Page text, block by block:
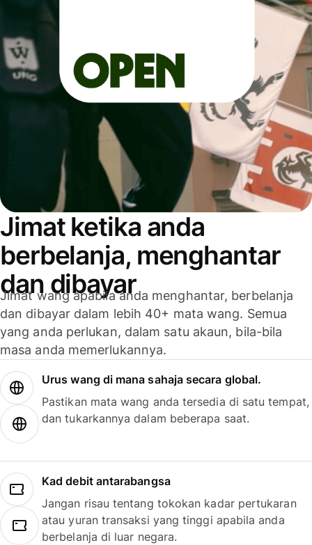
Jimat ketika anda
berbelanja, menghantar
dan dibayar
Jimat wang apabila anda menghantar, berbelanja
dan dibayar dalam lebih 40+ mata wang. Semua
yang anda perlukan, dalam satu akaun, bila-bila
masa anda memerlukannya.
Urus wang di mana sahaja secara global.
Pastikan mata wang anda tersedia di satu tempat,
dan tukarkannya dalam beberapa saat.
Kad debit antarabangsa
Jangan risau tentang tokokan kadar pertukaran
atau yuran transaksi yang tinggi apabila anda
berbelanja di luar negara.